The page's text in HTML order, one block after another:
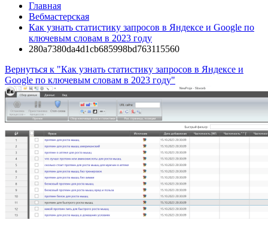
Главная
Вебмастерская
Как узнать статистику запросов в Яндексе и Google по
ключевым словам в 2023 году
280a7380da4d1cb685998bd763115560
Вернуться к "Как узнать статистику запросов в Яндексе и
Google по ключевым словам в 2023 году"